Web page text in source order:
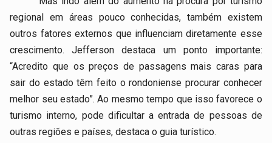
regional em áreas pouco conhecidas, também existem
outros fatores externos que influenciam diretamente esse
crescimento. Jefferson destaca um ponto importante:
“Acredito que os preços de passagens mais caras para
sair do estado têm feito o rondoniense procurar conhecer
melhor seu estado”. Ao mesmo tempo que isso favorece o
turismo interno, pode dificultar a entrada de pessoas de
outras regiões e países, destaca o guia turístico.